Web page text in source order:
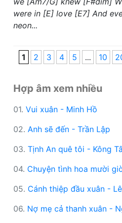
were in [E] love [E7] And
neon...
1 2 3 4 5 ... 10
Hợp âm xem nhiều
01. Vui xuân - Minh Hồ
02. Anh sẽ đến - Trần Lập
03. Tịnh An quê tôi - Kông
04. Chuyện tình hoa mười
05. Cánh thiệp đầu xuân -
06. Nợ mẹ cả thanh xuân -